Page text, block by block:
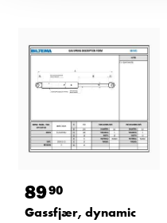
8990
Gassfjær, dynamic